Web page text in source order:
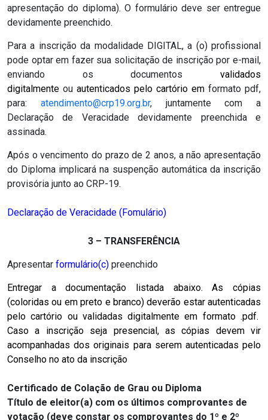
apresentação do diploma). O formulário deve ser entregue
devidamente preenchido.
Para a inscrição da modalidade DIGITAL, a (o) profissional
pode optar em fazer sua solicitação de inscrição por e-mail,
enviando os documentos validados
digitalmente ou autenticados pelo cartório em formato pdf,
para: atendimento@crp19.org.br, juntamente com a
Declaração de Veracidade devidamente preenchida e
assinada.
Após o vencimento do prazo de 2 anos, a não apresentação
do Diploma implicará na suspenção automática da inscrição
provisória junto ao CRP-19.
Declaração de Veracidade (Fomulário)
3 – TRANSFERÊNCIA
Apresentar formulário(c) preenchido
Entregar a documentação listada abaixo. As cópias
(coloridas ou em preto e branco) deverão estar autenticadas
pelo cartório ou validadas digitalmente em formato .pdf.
Caso a inscrição seja presencial, as cópias devem vir
acompanhadas dos originais para serem autenticadas pelo
Conselho no ato da inscrição
Certificado de Colação de Grau ou Diploma
Título de eleitor(a) com os últimos comprovantes de
votação (deve constar os comprovantes do 1º e 2º